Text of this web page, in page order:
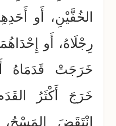
الخُفَّيْنِ، أَو
رِجْلَاهُ، أَو
خَرَجَتْ قَدَمَاهُ
خَرَجَ أَكْثَرُ
انْتَقَضَ